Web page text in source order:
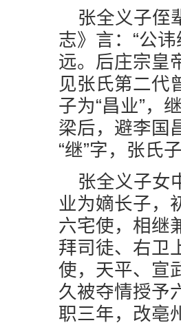
张全义子侄
志》言：“公
远。后庄宗皇
见张氏第二代
子为“昌业”，
梁后，避李国
“继”字，张氏
张全义子女
业为嫡长子，
六宅使，相继
拜司徒、右卫
使，天平、宣
久被夺情授予
职三年，改亳